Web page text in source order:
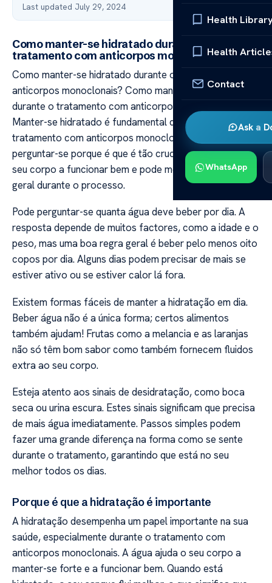
Health
Health
Contact
Ask a
WhatsApp
Last updated July 29, 2024
Como manter-se hidratado durante o
tratamento com anticorpos monoclonais?
Como manter-se hidratado durante o tratamento com
anticorpos monoclonais? Como manter-se hidratado
durante o tratamento com anticorpos monoclonais?
Manter-se hidratado é fundamental quando se está sob
tratamento com anticorpos monoclonais. Poderá
perguntar-se porque é que é tão crucial. A água ajuda o
seu corpo a funcionar bem e pode melhorar a sua saúde
geral durante o processo.
Pode perguntar-se quanta água deve beber por dia. A
resposta depende de muitos factores, como a idade e o
peso, mas uma boa regra geral é beber pelo menos oito
copos por dia. Alguns dias podem precisar de mais se
estiver ativo ou se estiver calor lá fora.
Existem formas fáceis de manter a hidratação em dia.
Beber água não é a única forma; certos alimentos
também ajudam! Frutas como a melancia e as laranjas
não só têm bom sabor como também fornecem fluidos
extra ao seu corpo.
Esteja atento aos sinais de desidratação, como boca
seca ou urina escura. Estes sinais significam que precisa
de mais água imediatamente. Passos simples podem
fazer uma grande diferença na forma como se sente
durante o tratamento, garantindo que está no seu
melhor todos os dias.
Porque é que a hidratação é importante
A hidratação desempenha um papel importante na sua
saúde, especialmente durante o tratamento com
anticorpos monoclonais. A água ajuda o seu corpo a
manter-se forte e a funcionar bem. Quando está